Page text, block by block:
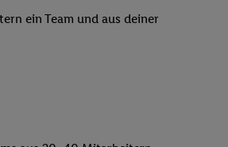
ein Team und aus deiner